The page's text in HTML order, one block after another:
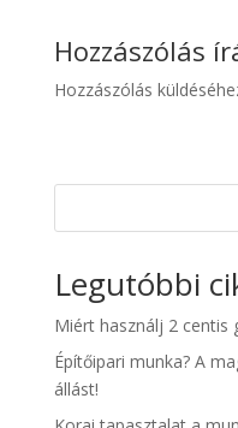
Hozzászólás
Hozzászólás
Legutóbbi
Miért használj 2 centis
Építőipari munka? A
állást!